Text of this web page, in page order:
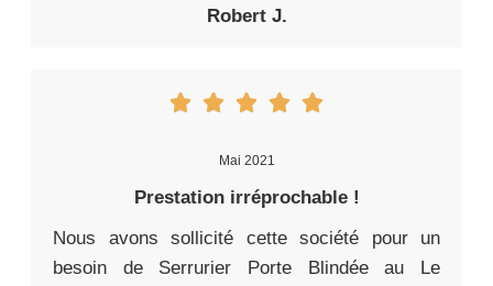
Robert J.
Mai 2021
Prestation irréprochable !
Nous avons sollicité cette société pour un
besoin de Serrurier Porte Blindée au Le